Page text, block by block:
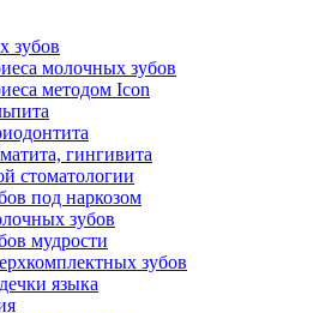
зубов
молочных зубов
методом Icon
гингивита
стоматологии
под наркозом
зубов
мудрости
зубов
языка